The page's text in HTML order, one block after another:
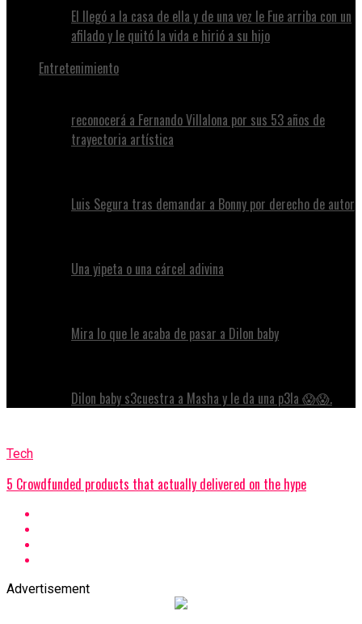
El llegó a la casa de ella y de una vez le Fue arriba con un
afilado y le quitó la vida e hirió a su hijo
Entretenimiento
reconocerá a Fernando Villalona por sus 53 años de
trayectoria artística
Luis Segura tras demandar a Bonny por derecho de autor
Una yipeta o una cárcel adivina
Mira lo que le acaba de pasar a Dilon baby
Dilon baby s3cuestra a Masha y le da una p3la 😱😱.
Tech
5 Crowdfunded products that actually delivered on the hype
Advertisement